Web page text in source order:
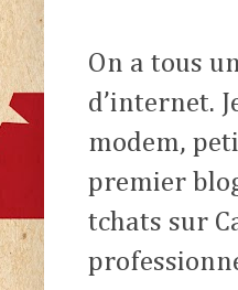
On a tous
d’internet.
modem,
premier
tchats sur